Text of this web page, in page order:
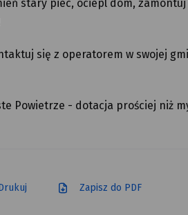
stary piec, ociepl dom,
się z operatorem w swojej
Powietrze - dotacja prościej niż
Zapisz do PDF